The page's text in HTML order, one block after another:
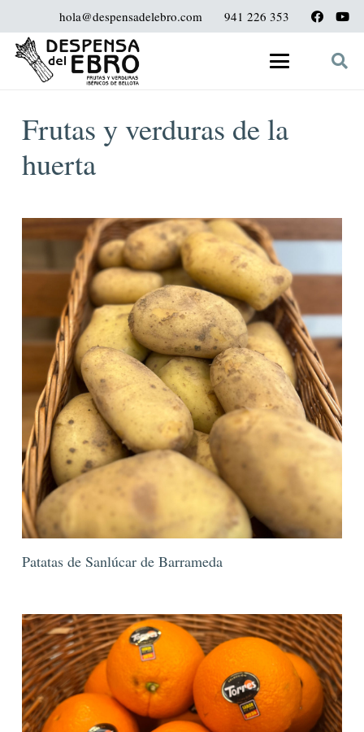
hola@despensadelebro.com 941 226 353
Frutas y verduras de la
huerta
Patatas de Sanlúcar de Barrameda